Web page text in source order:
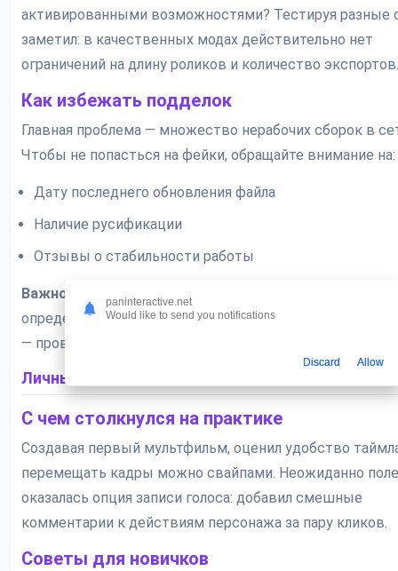
активированными возможностями? Тестируя разные
заметил: в качественных модах действительно нет
ограничений на длину роликов и количество экспортов.
Как избежать подделок
Главная проблема — множество нерабочих сборок в
Чтобы не попасться на фейки, обращайте внимание на:
Дату последнего обновления файла
Наличие русификации
Отзывы о стабильности работы
Важно:
Некоторые моды требуют ARM-процессоры
определённой версии. Если приложение вылетает при
— проверьте характеристики своего устройства.
Личный опыт использования
С чем столкнулся на практике
Создавая первый мультфильм, оценил удобство
перемещать кадры можно свайпами. Неожиданно
оказалась опция записи голоса: добавил смешные
комментарии к действиям персонажа за пару кликов.
Советы для новичков
paninteractive.net
Would like to send you notifications
Discard Allow